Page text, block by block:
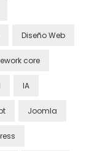
Diseño Web
core
IA
Joomla